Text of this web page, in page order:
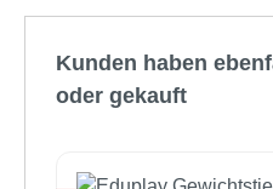
Kunden haben
oder gekauft